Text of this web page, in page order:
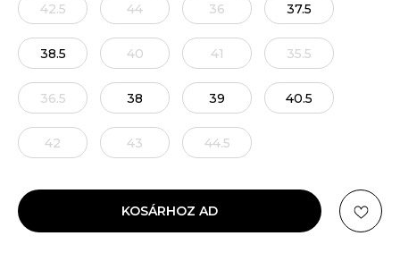
42.5 44 36 37.5
38.5 40 41 35.5
36.5 38 39 40.5
42 43 44.5
KOSÁRHOZ AD